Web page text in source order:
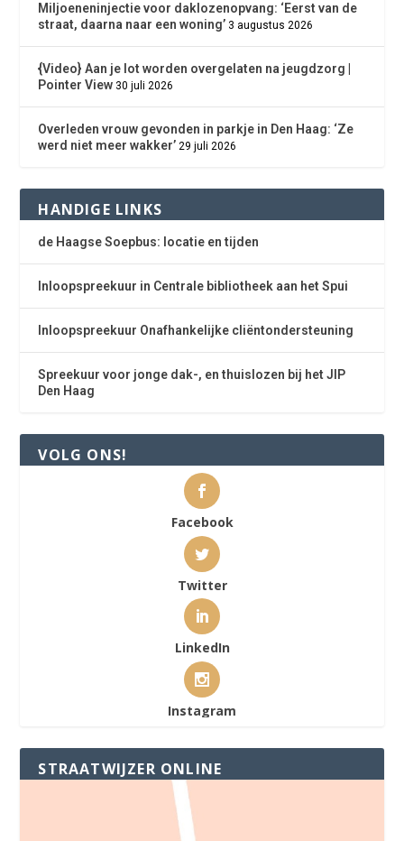
Miljoeneninjectie voor daklozenopvang: ‘Eerst van de
straat, daarna naar een woning’ 3 augustus 2026
{Video} Aan je lot worden overgelaten na jeugdzorg |
Pointer View 30 juli 2026
Overleden vrouw gevonden in parkje in Den Haag: ‘Ze
werd niet meer wakker’ 29 juli 2026
HANDIGE LINKS
de Haagse Soepbus: locatie en tijden
Inloopspreekuur in Centrale bibliotheek aan het Spui
Inloopspreekuur Onafhankelijke cliëntondersteuning
Spreekuur voor jonge dak-, en thuislozen bij het JIP
Den Haag
VOLG ONS!
Facebook
Twitter
LinkedIn
Instagram
STRAATWIJZER ONLINE